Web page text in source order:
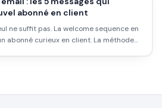
abonné en client
ne suffit pas. La welcome sequence en
abonné curieux en client. La méthode